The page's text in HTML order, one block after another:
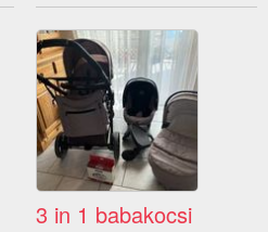
3 in 1 babakocsi